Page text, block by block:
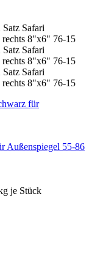
Außenspiegel 55-86
je Stück